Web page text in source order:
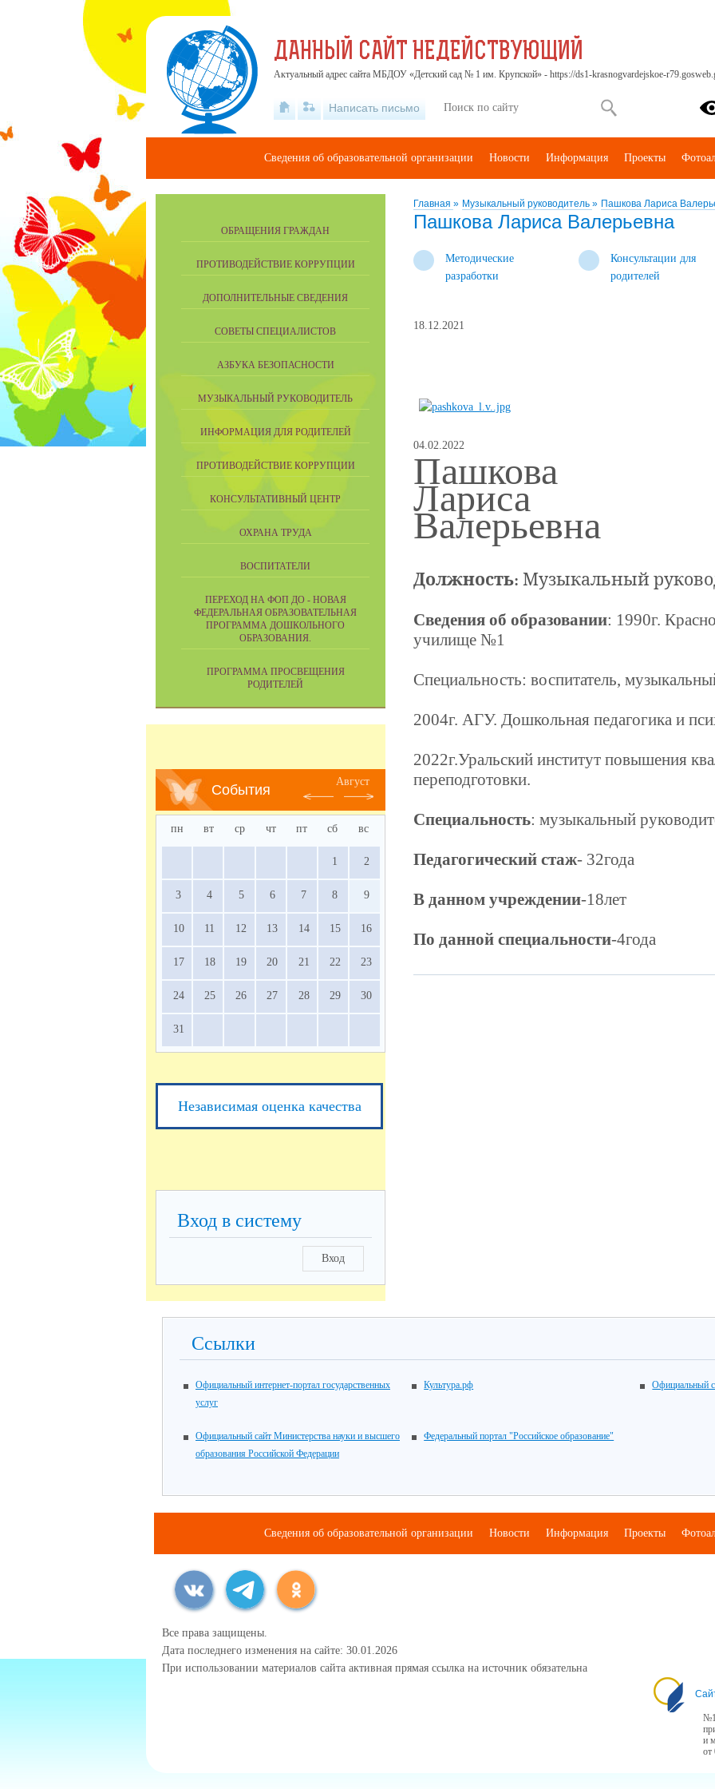
Главная » Музыкальный руководитель » Пашкова Лариса
Пашкова Лариса Валерьевна
Методические
разработки
Консультации для
родителей
18.12.2021
04.02.2022
Пашкова
Лариса
Валерьевна
Должность: Музыкальный
Сведения об образовании: 1990г.
училище №1
Специальность: воспитатель,
2004г. АГУ. Дошкольная педагогика и
2022г.Уральский институт повышения
переподготовки.
Специальность: музыкальный
Педагогический стаж- 32года
В данном учреждении-18лет
По данной специальности-4года
ОБРАЩЕНИЯ ГРАЖДАН
ПРОТИВОДЕЙСТВИЕ КОРРУПЦИИ
ДОПОЛНИТЕЛЬНЫЕ СВЕДЕНИЯ
СОВЕТЫ СПЕЦИАЛИСТОВ
АЗБУКА БЕЗОПАСНОСТИ
МУЗЫКАЛЬНЫЙ РУКОВОДИТЕЛЬ
ИНФОРМАЦИЯ ДЛЯ РОДИТЕЛЕЙ
ПРОТИВОДЕЙСТВИЕ КОРРУПЦИИ
КОНСУЛЬТАТИВНЫЙ ЦЕНТР
ОХРАНА ТРУДА
ВОСПИТАТЕЛИ
ПЕРЕХОД НА ФОП ДО - НОВАЯ
ФЕДЕРАЛЬНАЯ ОБРАЗОВАТЕЛЬНАЯ
ПРОГРАММА ДОШКОЛЬНОГО
ОБРАЗОВАНИЯ.
ПРОГРАММА ПРОСВЕЩЕНИЯ
РОДИТЕЛЕЙ
События
Август
пн вт ср чт пт сб вс
1 2
3 4 5 6 7 8 9
10 11 12 13 14 15 16
17 18 19 20 21 22 23
24 25 26 27 28 29 30
31
Независимая оценка качества
Вход в систему
Вход
Ссылки
Официальный интернет-портал государственных
услуг
Культура.рф Официальный
Официальный сайт Министерства науки и высшего
образования Российской Федерации
Федеральный портал "Российское образование"
ДАННЫЙ САЙТ НЕДЕЙСТВУЮЩИЙ
Актуальный адрес сайта МБДОУ «Детский сад № 1 им. Крупской» - https://ds1-krasnogvardejskoe-
Написать письмо
Сведения об образовательной организации Новости Информация Проекты
Сведения об образовательной организации Новости Информация Проекты
Все права защищены.
Дата последнего изменения на сайте: 30.01.2026
При использовании материалов сайта активная прямая ссылка на источник обязательна
и
от